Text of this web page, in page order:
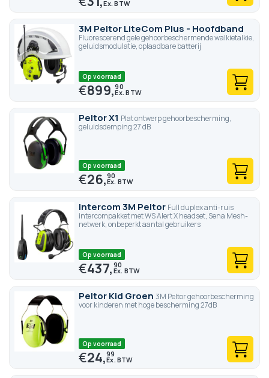
3M Peltor LiteCom Plus - Hoofdband
Fluorescerend gele gehoorbeschermende walkietalkie,
geluidsmodulatie, oplaadbare batterij
Op voorraad
€899,90
Peltor X1 Plat ontwerp gehoorbescherming,
geluidsdemping 27 dB
Op voorraad
€26,90
Intercom 3M Peltor Full duplex anti-ruis
intercompakket met WS Alert X headset, Sena Mesh-
netwerk, onbeperkt aantal gebruikers
Op voorraad
€437,90
Peltor Kid Groen 3M Peltor gehoorbescherming
voor kinderen met hoge bescherming 27dB
Op voorraad
€24,99